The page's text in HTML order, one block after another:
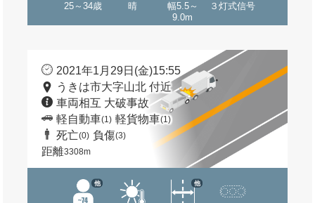
25～34歳 晴
幅5.5～
9.0m
３灯式信号
2021年1月29日(金)15:55
うきは市大字山北 付近
車両相互 大破事故
軽自動車(1) 軽貨物車(1)
死亡(0) 負傷(3)
距離3308m
他 他